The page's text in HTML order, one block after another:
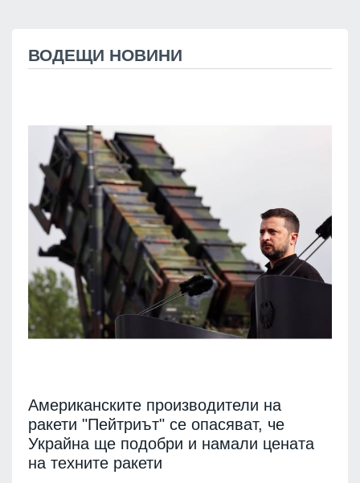
ВОДЕЩИ НОВИНИ
Американските производители на
ракети "Пейтриът" се опасяват, че
Украйна ще подобри и намали цената
на техните ракети